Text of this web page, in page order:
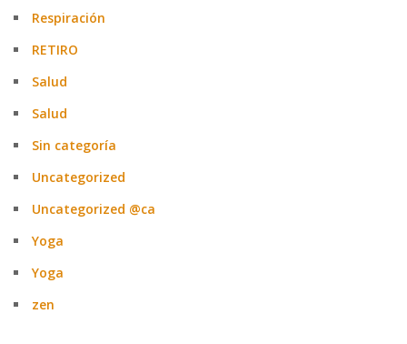
Respiración
RETIRO
Salud
Salud
Sin categoría
Uncategorized
Uncategorized @ca
Yoga
Yoga
zen